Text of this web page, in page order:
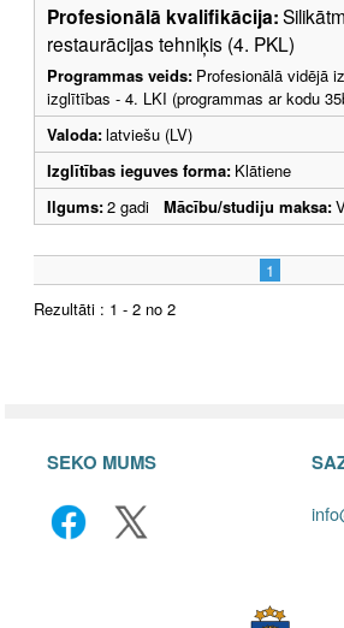
Profesionālā kvalifikācija:
restaurācijas tehniķis (4. PKL)
Programmas veids: Profesionālā vidējā
izglītības - 4. LKI (programmas ar kodu
Valoda:latviešu (LV)
Izglītības ieguves forma: Klātiene
Ilgums:2 gadi Mācību/studiju maksa:
1
Rezultāti : 1 - 2 no 2
SEKO MUMS